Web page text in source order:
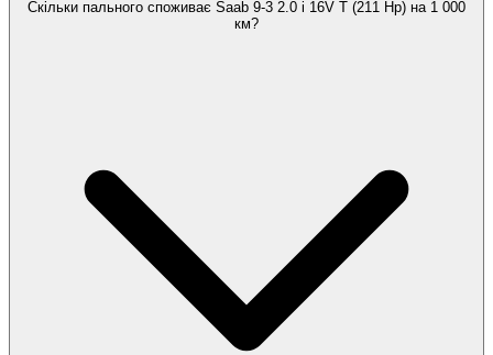
Скільки пального споживає Saab 9-3 2.0 i 16V T (211 Hp) на 1 000
км?